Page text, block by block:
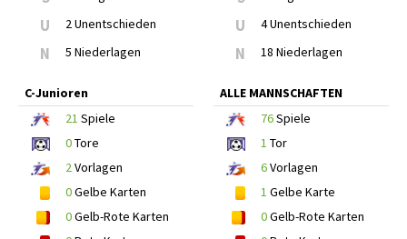
U 2 Unentschieden
N 5 Niederlagen
U 4 Unentschieden
N 18 Niederlagen
C-Junioren
21 Spiele
0Tore
2Vorlagen
0Gelbe Karten
0Gelb-Rote Karten
ALLE MANNSCHAFTEN
76Spiele
1 Tor
6Vorlagen
1 Gelbe Karte
0Gelb-Rote Karten